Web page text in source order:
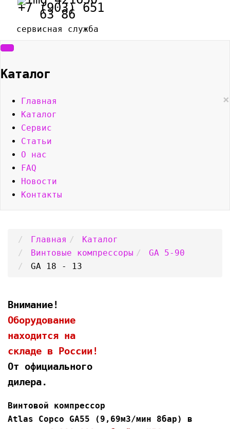
+7 (903) 651
63 86
сервисная служба
Каталог
×
Главная
Каталог
Сервис
Статьи
О нас
FAQ
Новости
Контакты
Главная
Каталог
Винтовые компрессоры
GA 5-90
GA 18 - 13
Внимание!
Оборудование
находится на
складе в России!
От официального
дилера.
Винтовой компрессор
Atlas Copco GA55 (9,69м3/мин 8бар) в